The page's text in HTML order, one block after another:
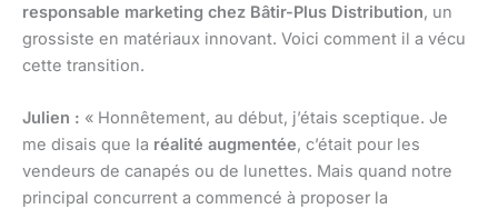
responsable marketing chez Bâtir-Plus Distribution, un
grossiste en matériaux innovant. Voici comment il a vécu
cette transition.
Julien : « Honnêtement, au début, j’étais sceptique. Je
me disais que la réalité augmentée, c’était pour les
vendeurs de canapés ou de lunettes. Mais quand notre
principal concurrent a commencé à proposer la